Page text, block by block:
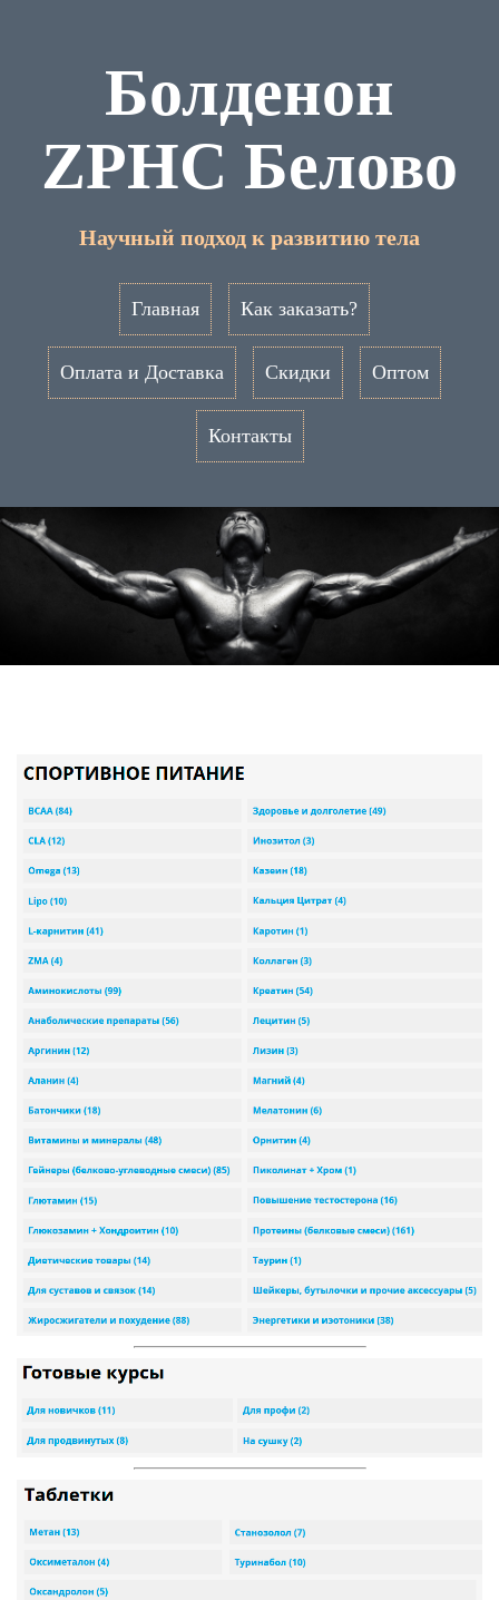
Болденон
ZPHC Белово
Научный подход к развитию тела
Главная Как заказать?
Оплата и Доставка Скидки Оптом
Контакты